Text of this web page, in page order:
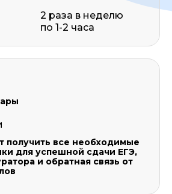
2 раза в неделю
по 1-2 часа
получить все необходимые
для успешной сдачи ЕГЭ,
и обратная связь от